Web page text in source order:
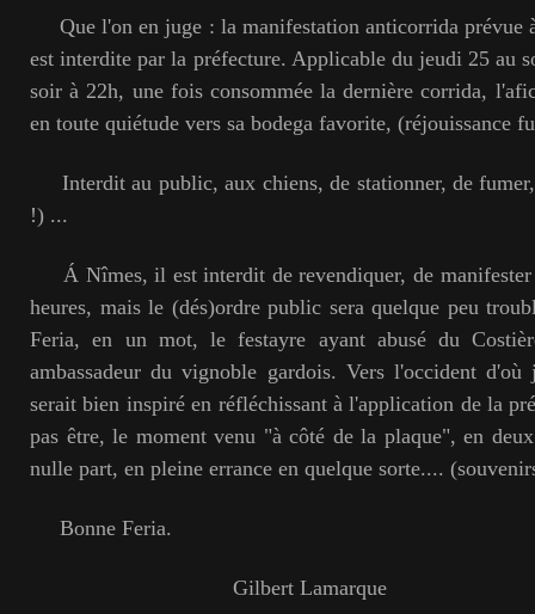
Que l'on en juge : la manifestation anticorrida prévue
est interdite par la préfecture. Applicable du jeudi 25 au
soir à 22h, une fois consommée la dernière corrida,
en toute quiétude vers sa bodega favorite, (réjouissance
Interdit au public, aux chiens, de stationner, de
!) ...
Á Nîmes, il est interdit de revendiquer, de manifester
heures, mais le (dés)ordre public sera quelque peu
Feria, en un mot, le festayre ayant abusé du
ambassadeur du vignoble gardois. Vers l'occident
serait bien inspiré en réfléchissant à l'application de la
pas être, le moment venu "à côté de la plaque", en
nulle part, en pleine errance en quelque sorte....
Bonne Feria.
Gilbert Lamarque